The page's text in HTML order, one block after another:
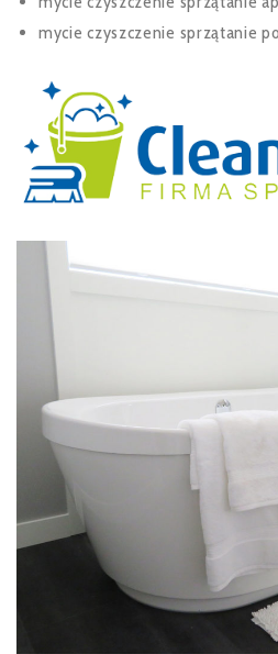
mycie czyszczenie sprzątanie